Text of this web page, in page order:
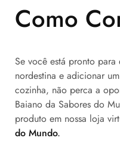
Como
Se você está pronto
nordestina e adicionar
cozinha, não perca a
Baiano da Sabores do
produto em nossa loja
do Mundo.